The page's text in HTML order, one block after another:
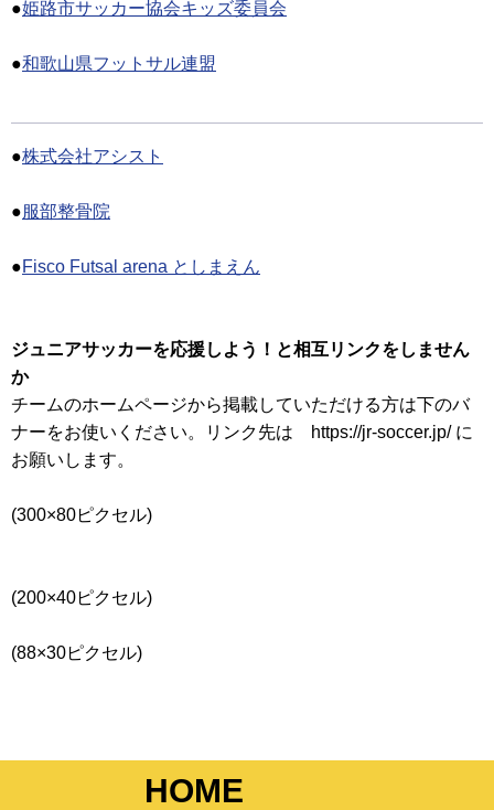
●姫路市サッカー協会キッズ委員会
●和歌山県フットサル連盟
●株式会社アシスト
●服部整骨院
●Fisco Futsal arena としまえん
ジュニアサッカーを応援しよう！と相互リンクをしません
か
チームのホームページから掲載していただける方は下のバ
ナーをお使いください。リンク先は https://jr-soccer.jp/ に
お願いします。
(300×80ピクセル)
(200×40ピクセル)
(88×30ピクセル)
HOME